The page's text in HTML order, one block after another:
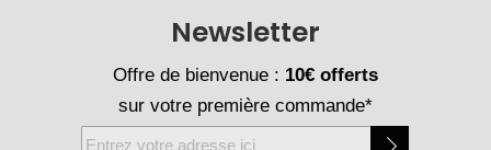
Newsletter
Offre de bienvenue : 10€ offerts
sur votre première commande*
Inscription